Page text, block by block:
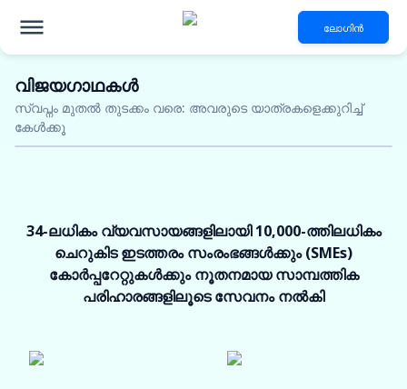
ലോഗിൻ
ലോജിസ്റ്റിക്സ് വ്യവസായം
നൂതന ധനകാര്യ
പരിഹാരങ്ങൾക്കായി
48 മണിക്കൂറിനുള്ളിൽ അംഗീകാരം
യോഗ്യത ഇപ്പോൾ പരിശോധിക്കുക
വിജയഗാഥകൾ
സ്വപ്നം മുതൽ തുടക്കം വരെ: അവരുടെ യാത്രകളെക്കുറിച്ച്
കേൾക്കൂ
34-ലധികം വ്യവസായങ്ങളിലായി 10,000-ത്തിലധികം
ചെറുകിട ഇടത്തരം സംരംഭങ്ങൾക്കും (SMEs)
കോർപ്പറേറ്റുകൾക്കും നൂതനമായ സാമ്പത്തിക
പരിഹാരങ്ങളിലൂടെ സേവനം നൽകി